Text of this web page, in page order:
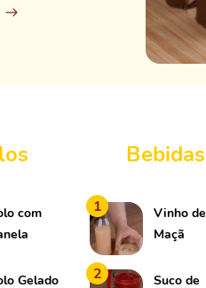
com
Gelado
Bebidas
1
Vinho de
Maçã
2 Suco de